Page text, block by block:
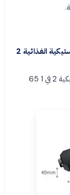
ما هي قوة الشفط لجهاز إغلاق الأكياس البلاستيكية الغذائية 2
تبلغ قوة شفط جهاز إغلاق أكياس الطعام البلاستيكية 2 في 1 65